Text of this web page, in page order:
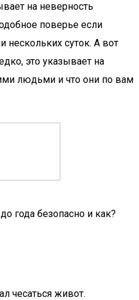
на неверность
поверье если
нескольких суток. А вот
это указывает на
людьми и что они по вам
года безопасно и как?
чесаться живот.